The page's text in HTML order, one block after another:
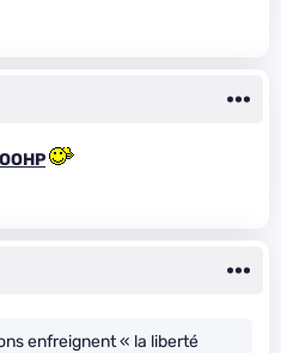
enfreignent « la liberté